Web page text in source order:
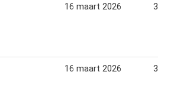
16 maart 2026 31
16 maart 2026 31